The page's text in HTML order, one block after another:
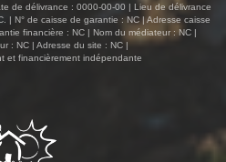
de délivrance : 0000-00-00 | Lieu de délivrance
| N° de caisse de garantie : NC | Adresse caisse
financière : NC | Nom du médiateur : NC |
: NC | Adresse du site : NC |
et financièrement indépendante